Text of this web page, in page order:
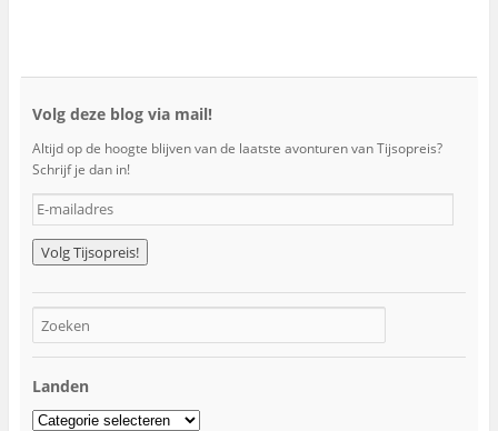
Volg deze blog via mail!
Altijd op de hoogte blijven van de laatste avonturen van Tijsopreis?
Schrijf je dan in!
E
-
m
a
i
l
e
s
Landen
Landen